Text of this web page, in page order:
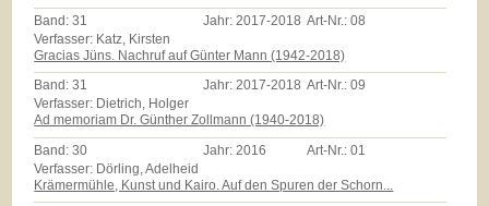
Band:31 Jahr: 2017-2018 Art-Nr.:08
Verfasser: Katz, Kirsten
Gracias Jüns. Nachruf auf Günter Mann (1942-2018)
Band:31 Jahr:2017-2018 Art-Nr.:09
Verfasser: Dietrich, Holger
Ad memoriam Dr. Günther Zollmann (1940-2018)
Band:30 Jahr: 2016 Art-Nr.:01
Verfasser: Dörling, Adelheid
Krämermühle, Kunst und Kairo. Auf den Spuren der Schorn...